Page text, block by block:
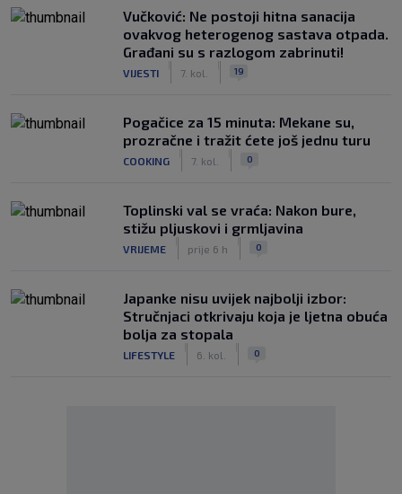
Vučković: Ne postoji hitna sanacija
ovakvog heterogenog sastava otpada.
Građani su s razlogom zabrinuti!
VIJESTI 7. kol. 19
Pogačice za 15 minuta: Mekane su,
prozračne i tražit ćete još jednu turu
COOKING 7. kol. 0
Toplinski val se vraća: Nakon bure,
stižu pljuskovi i grmljavina
VRIJEME prije 6 h 0
Japanke nisu uvijek najbolji izbor:
Stručnjaci otkrivaju koja je ljetna obuća
bolja za stopala
LIFESTYLE 6. kol. 0